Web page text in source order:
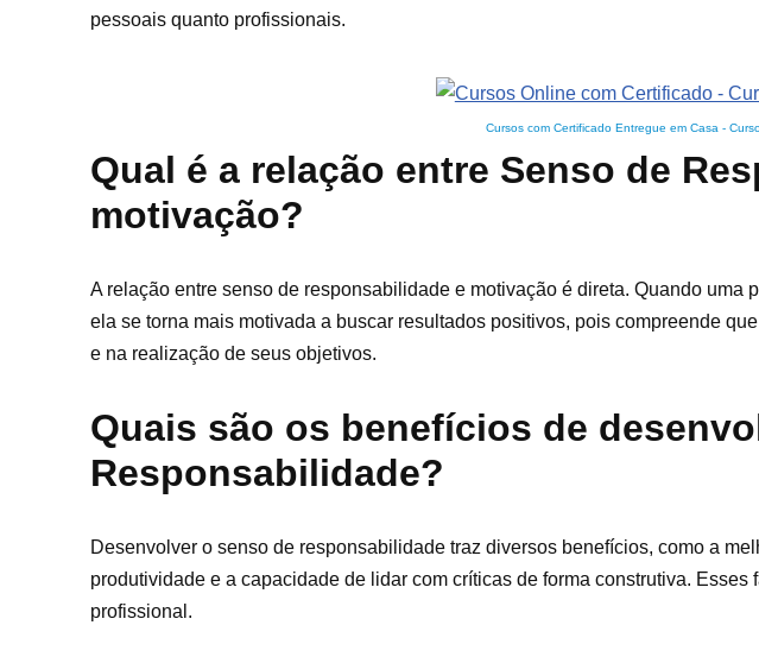
pessoais quanto profissionais.
Cursos com Certificado Entregue em Casa -
Qual é a relação entre Senso de
motivação?
A relação entre senso de responsabilidade e motivação é direta. Quando uma
ela se torna mais motivada a buscar resultados positivos, pois compreende
e na realização de seus objetivos.
Quais são os benefícios de
Responsabilidade?
Desenvolver o senso de responsabilidade traz diversos benefícios, como a
produtividade e a capacidade de lidar com críticas de forma construtiva.
profissional.